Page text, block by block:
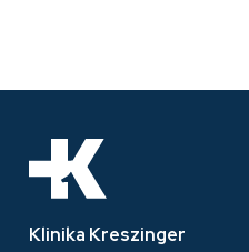
Klinika Kreszinger